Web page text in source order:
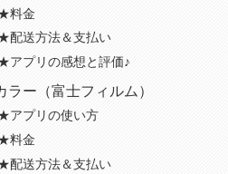
料金
配送方法＆支払い
アプリの感想と評価♪
ラー（富士フィルム）
アプリの使い方
料金
配送方法＆支払い